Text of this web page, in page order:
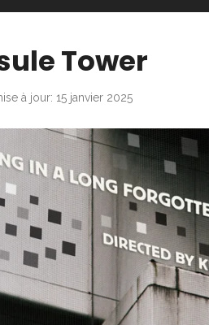
Tower
à jour: 15 janvier 2025